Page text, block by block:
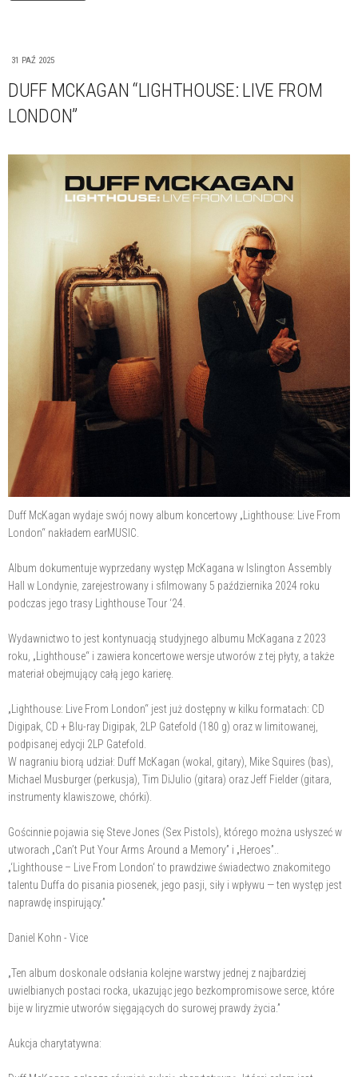
31 PAŹ 2025
DUFF MCKAGAN “LIGHTHOUSE: LIVE FROM
LONDON”
Duff McKagan wydaje swój nowy album koncertowy „Lighthouse: Live From
London“ nakładem earMUSIC.
Album dokumentuje wyprzedany występ McKagana w Islington Assembly
Hall w Londynie, zarejestrowany i sfilmowany 5 października 2024 roku
podczas jego trasy Lighthouse Tour ‘24.
Wydawnictwo to jest kontynuacją studyjnego albumu McKagana z 2023
roku, „Lighthouse“ i zawiera koncertowe wersje utworów z tej płyty, a także
materiał obejmujący całą jego karierę.
„Lighthouse: Live From London“ jest już dostępny w kilku formatach: CD
Digipak, CD + Blu-ray Digipak, 2LP Gatefold (180 g) oraz w limitowanej,
podpisanej edycji 2LP Gatefold.
W nagraniu biorą udział: Duff McKagan (wokal, gitary), Mike Squires (bas),
Michael Musburger (perkusja), Tim DiJulio (gitara) oraz Jeff Fielder (gitara,
instrumenty klawiszowe, chórki).
Gościnnie pojawia się Steve Jones (Sex Pistols), którego można usłyszeć w
utworach „Can’t Put Your Arms Around a Memory” i „Heroes”..
„‘Lighthouse – Live From London‘ to prawdziwe świadectwo znakomitego
talentu Duffa do pisania piosenek, jego pasji, siły i wpływu — ten występ jest
naprawdę inspirujący.”
Daniel Kohn - Vice
„Ten album doskonale odsłania kolejne warstwy jednej z najbardziej
uwielbianych postaci rocka, ukazując jego bezkompromisowe serce, które
bije w liryzmie utworów sięgających do surowej prawdy życia.”
Aukcja charytatywna: